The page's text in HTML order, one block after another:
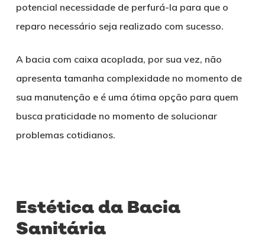
potencial necessidade de perfurá-la para que o
reparo necessário seja realizado com sucesso.
A bacia com caixa acoplada, por sua vez, não
apresenta tamanha complexidade no momento de
sua manutenção e é uma ótima opção para quem
busca praticidade no momento de solucionar
problemas cotidianos.
Estética da Bacia
Sanitária